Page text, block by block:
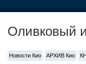
Оливковый
Новости Кио АРХИВ Кио